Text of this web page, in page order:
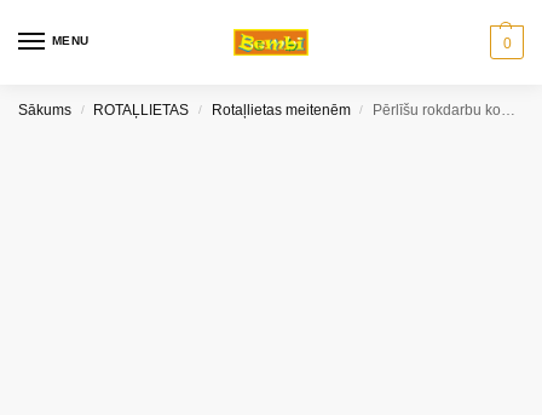
MENU 0
Sākums / ROTAĻLIETAS / Rotaļlietas meitenēm / Pērlīšu rokdarbu komplekts String of beads